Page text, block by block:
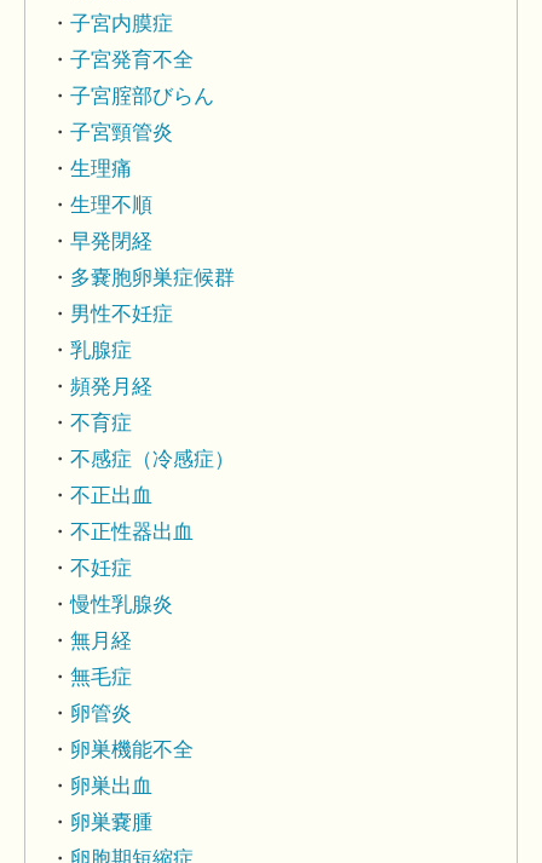
子宮内膜症
子宮発育不全
子宮腟部びらん
子宮頸管炎
生理痛
生理不順
早発閉経
多嚢胞卵巣症候群
男性不妊症
乳腺症
頻発月経
不育症
不感症（冷感症）
不正出血
不正性器出血
不妊症
慢性乳腺炎
無月経
無毛症
卵管炎
卵巣機能不全
卵巣出血
卵巣嚢腫